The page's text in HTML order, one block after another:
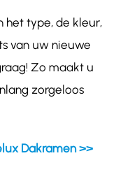
het type, de kleur,
van uw nieuwe
Zo maakt u
zorgeloos
Dakramen >>